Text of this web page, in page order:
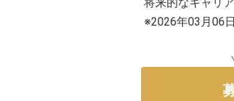
※2026年03月06